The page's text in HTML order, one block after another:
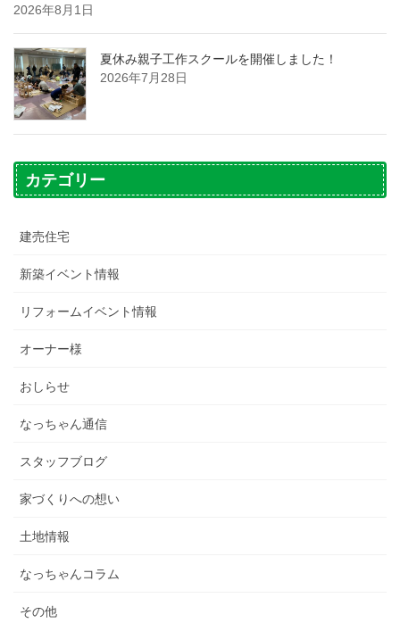
2026年8月1日
夏休み親子工作スクールを開催しました！
2026年7月28日
カテゴリー
建売住宅
新築イベント情報
リフォームイベント情報
オーナー様
おしらせ
なっちゃん通信
スタッフブログ
家づくりへの想い
土地情報
なっちゃんコラム
その他